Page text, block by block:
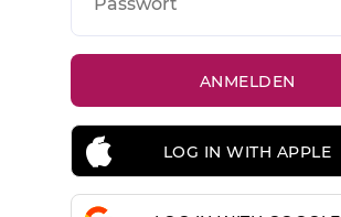
LOG IN WITH APPLE